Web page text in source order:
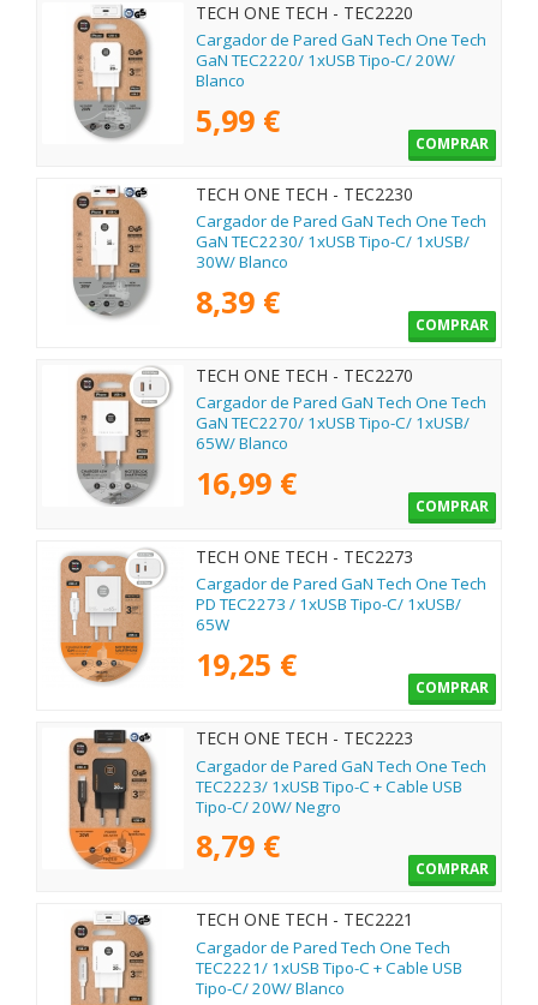
TECH ONE TECH - TEC2220
Cargador de Pared GaN Tech One Tech
GaN TEC2220/ 1xUSB Tipo-C/ 20W/
Blanco
5,99 €
COMPRAR
TECH ONE TECH - TEC2230
Cargador de Pared GaN Tech One Tech
GaN TEC2230/ 1xUSB Tipo-C/ 1xUSB/
30W/ Blanco
8,39 €
COMPRAR
TECH ONE TECH - TEC2270
Cargador de Pared GaN Tech One Tech
GaN TEC2270/ 1xUSB Tipo-C/ 1xUSB/
65W/ Blanco
16,99 €
COMPRAR
TECH ONE TECH - TEC2273
Cargador de Pared GaN Tech One Tech
PD TEC2273 / 1xUSB Tipo-C/ 1xUSB/
65W
19,25 €
COMPRAR
TECH ONE TECH - TEC2223
Cargador de Pared GaN Tech One Tech
TEC2223/ 1xUSB Tipo-C + Cable USB
Tipo-C/ 20W/ Negro
8,79 €
COMPRAR
TECH ONE TECH - TEC2221
Cargador de Pared Tech One Tech
TEC2221/ 1xUSB Tipo-C + Cable USB
Tipo-C/ 20W/ Blanco